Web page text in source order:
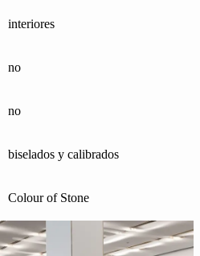
interiores
no
no
biselados y calibrados
Colour of Stone